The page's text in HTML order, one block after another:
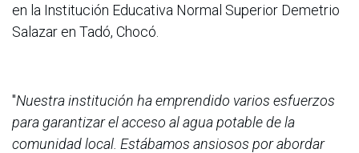
en la Institución Educativa Normal Superior Demetrio
Salazar en Tadó, Chocó.
"Nuestra institución ha emprendido varios esfuerzos
para garantizar el acceso al agua potable de la
comunidad local. Estábamos ansiosos por abordar